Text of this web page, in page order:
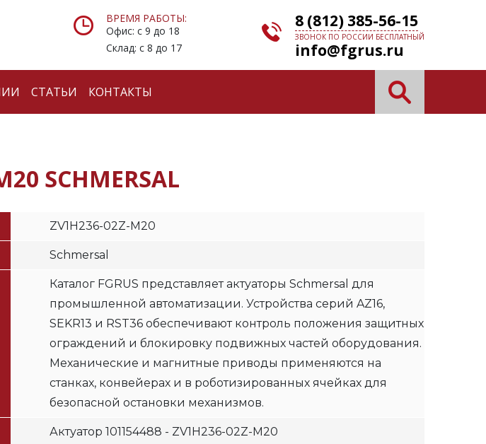
ВРЕМЯ РАБОТЫ:
Офис: с 9 до 18
Склад: с 8 до 17
8 (812) 385-56-15
ЗВОНОК ПО РОССИИ БЕСПЛАТНЫЙ
info@fgrus.ru
СТАТЬИ КОНТАКТЫ
SCHMERSAL
ZV1H236-02Z-M20
Schmersal
Каталог FGRUS представляет актуаторы Schmersal для
промышленной автоматизации. Устройства серий AZ16,
SEKR13 и RST36 обеспечивают контроль положения защитных
ограждений и блокировку подвижных частей оборудования.
Механические и магнитные приводы применяются на
станках, конвейерах и в роботизированных ячейках для
безопасной остановки механизмов.
Актуатор 101154488 - ZV1H236-02Z-M20